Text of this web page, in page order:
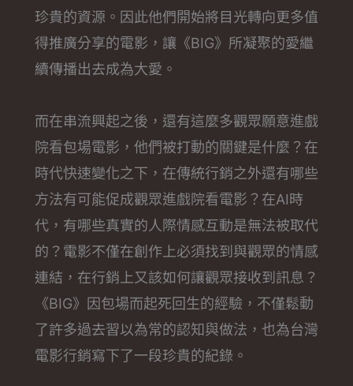
珍貴的資源。因此他們開始將目光轉向更多值
得推廣分享的電影，讓《BIG》所凝聚的愛繼
續傳播出去成為大愛。
而在串流興起之後，還有這麼多觀眾願意進戲
院看包場電影，他們被打動的關鍵是什麼？在
時代快速變化之下，在傳統行銷之外還有哪些
方法有可能促成觀眾進戲院看電影？在AI時
代，有哪些真實的人際情感互動是無法被取代
的？電影不僅在創作上必須找到與觀眾的情感
連結，在行銷上又該如何讓觀眾接收到訊息？
《BIG》因包場而起死回生的經驗，不僅鬆動
了許多過去習以為常的認知與做法，也為台灣
電影行銷寫下了一段珍貴的紀錄。